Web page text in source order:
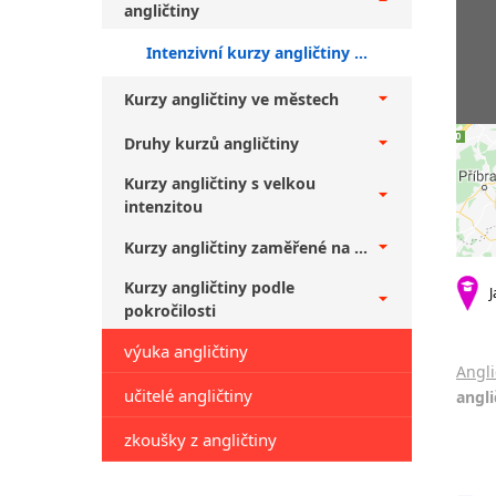
angličtiny
Intenzivní kurzy angličtiny Praha 4 + středně pokročilí
Kurzy angličtiny ve městech
Druhy kurzů angličtiny
Kurzy angličtiny s velkou
intenzitou
Kurzy angličtiny zaměřené na ...
Kurzy angličtiny podle
pokročilosti
výuka angličtiny
učitelé angličtiny
zkoušky z angličtiny